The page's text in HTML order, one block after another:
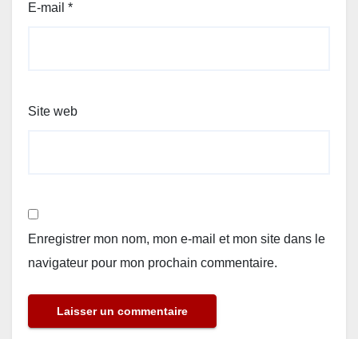
E-mail *
Site web
Enregistrer mon nom, mon e-mail et mon site dans le
navigateur pour mon prochain commentaire.